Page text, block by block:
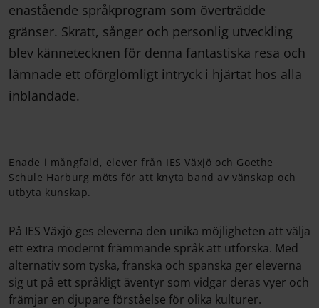
enastående språkprogram som överträdde
gränser. Skratt, sånger och personlig utveckling
blev kännetecknen för denna fantastiska resa och
lämnade ett oförglömligt intryck i hjärtat hos alla
inblandade.
Enade i mångfald, elever från IES Växjö och Goethe
Schule Harburg möts för att knyta band av vänskap och
utbyta kunskap.
På IES Växjö ges eleverna den unika möjligheten att välja
ett extra modernt främmande språk att utforska. Med
alternativ som tyska, franska och spanska ger eleverna
sig ut på ett språkligt äventyr som vidgar deras vyer och
främjar en djupare förståelse för olika kulturer.